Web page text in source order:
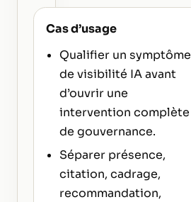
Cas d’usage
Qualifier un symptôme
de visibilité IA avant
d’ouvrir une
intervention complète
de gouvernance.
Séparer présence,
citation, cadrage,
recommandation,